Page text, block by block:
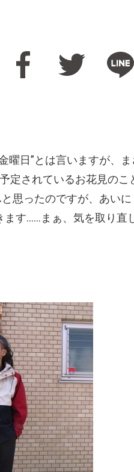
曜日”とは言いますが、
定されているお花見のこ
思ったのですが、あい
す……まぁ、気を取り直